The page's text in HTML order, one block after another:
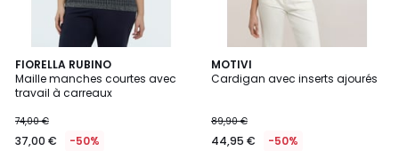
FIORELLA RUBINO
Maille manches courtes avec
travail à carreaux
74,00 €
37,00 € -50%
MOTIVI
Cardigan avec inserts ajourés
89,90 €
44,95 € -50%